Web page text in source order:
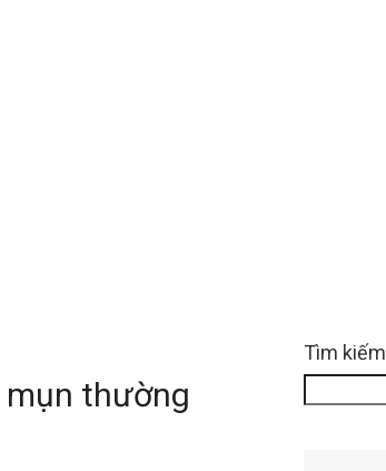
thường
Tìm kiếm